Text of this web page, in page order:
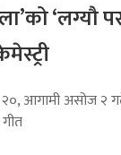
‘लग्यौ
आगामी असोज २